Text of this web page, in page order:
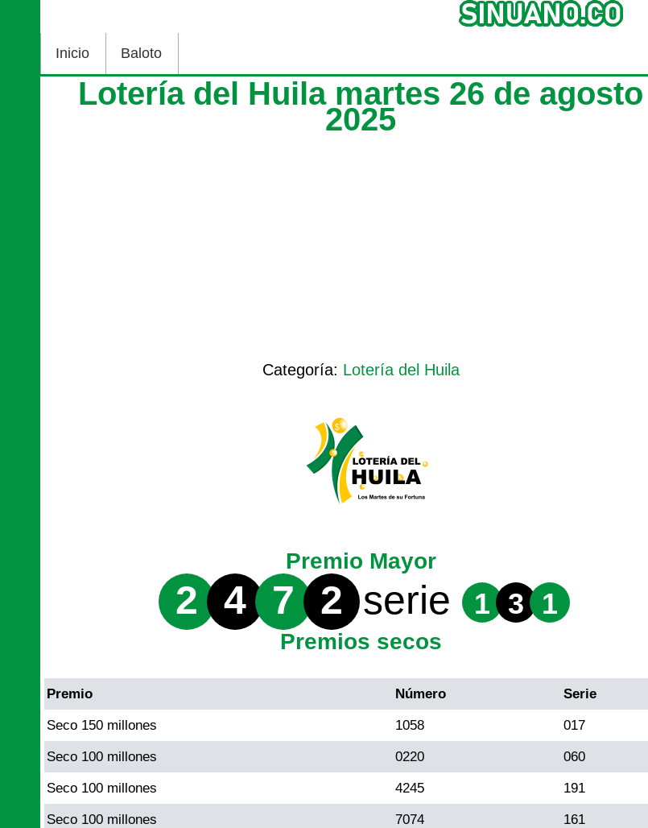
Inicio Baloto
Lotería del Huila martes 26 de agosto
2025
Categoría: Lotería del Huila
Premio Mayor
2 4 7 2 serie 1 3 1
Premios secos
Premio Número Serie
Seco 150 millones 1058 017
Seco 100 millones 0220 060
Seco 100 millones 4245 191
Seco 100 millones 7074 161